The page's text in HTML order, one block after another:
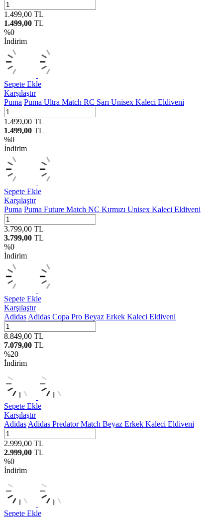
1.499,00 TL
1.499,00 TL
%0
İndirim
Sepete Ekle
Karşılaştır
Puma Puma Ultra Match RC Sarı Unisex Kaleci Eldiveni
1.499,00 TL
1.499,00 TL
%0
İndirim
Sepete Ekle
Karşılaştır
Puma Puma Future Match NC Kırmızı Unisex Kaleci Eldiveni
3.799,00 TL
3.799,00 TL
%0
İndirim
Sepete Ekle
Karşılaştır
Adidas Adidas Copa Pro Beyaz Erkek Kaleci Eldiveni
8.849,00 TL
7.079,00 TL
%20
İndirim
Sepete Ekle
Karşılaştır
Adidas Adidas Predator Match Beyaz Erkek Kaleci Eldiveni
2.999,00 TL
2.999,00 TL
%0
İndirim
Sepete Ekle